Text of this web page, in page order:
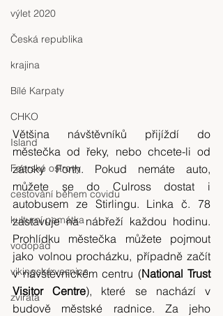
výlet 2020
Česká republika
krajina
Bílé Karpaty
CHKO
Island
Faerské ostrovy
cestování během covidu
kulturní památka
vodopád
vikingská vesnice
zvířata
Většina návštěvníků přijíždí do
městečka od řeky, nebo chcete-li od
zátoky Forth. Pokud nemáte auto,
můžete se do Culross dostat i
autobusem ze Stirlingu. Linka č. 78
zastavuje na nábřeží každou hodinu.
Prohlídku městečka můžete pojmout
jako volnou procházku, případně začít
v návštěvnickém centru (National Trust
Visitor Centre), které se nachází v
budově městské radnice. Za jeho